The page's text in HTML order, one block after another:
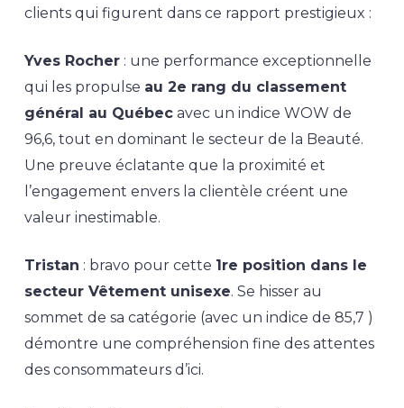
clients qui figurent dans ce rapport prestigieux :
Yves Rocher: une performance exceptionnelle
qui les propulse au 2e rang du classement
général au Québecavec un indice WOW de
96,6, tout en dominant le secteur de la Beauté.
Une preuve éclatante que la proximité et
l’engagement envers la clientèle créent une
valeur inestimable.
Tristan : bravo pour cette 1re position dans le
secteur Vêtement unisexe. Se hisser au
sommet de sa catégorie (avec un indice de 85,7 )
démontre une compréhension fine des attentes
des consommateurs d’ici.